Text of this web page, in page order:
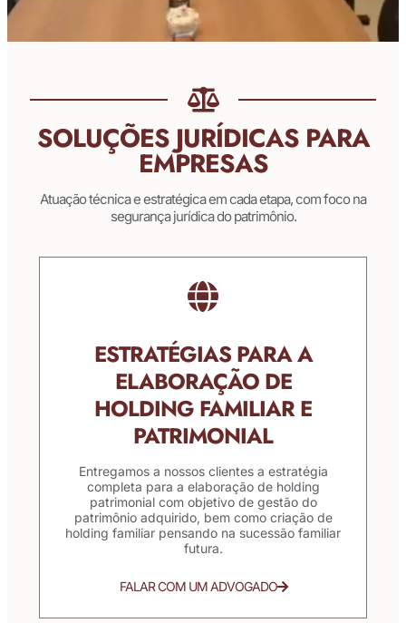
SOLUÇÕES JURÍDICAS PARA
EMPRESAS
Atuação técnica e estratégica em cada etapa, com foco na
segurança jurídica do patrimônio.
ESTRATÉGIAS PARA A
ELABORAÇÃO DE
HOLDING FAMILIAR E
PATRIMONIAL
Entregamos a nossos clientes a estratégia
completa para a elaboração de holding
patrimonial com objetivo de gestão do
patrimônio adquirido, bem como criação de
holding familiar pensando na sucessão familiar
futura.
FALAR COM UM ADVOGADO